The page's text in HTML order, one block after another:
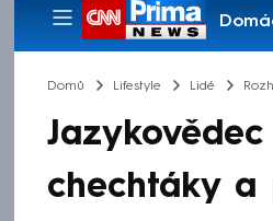
Domů Lifestyle Lidé
chechtáky a